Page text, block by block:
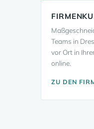
Teams in
vor Ort in
online.
ZU DEN